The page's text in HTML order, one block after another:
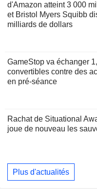
d'Amazon atteint 3 000
et Bristol Myers Squibb
milliards de dollars
GameStop va échanger
convertibles contre des
en pré-séance
Rachat de Situational
joue de nouveau les
Plus d'actualités